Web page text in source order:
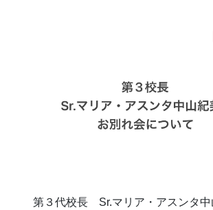
第３代校長 Sr.マリア・アスンタ中